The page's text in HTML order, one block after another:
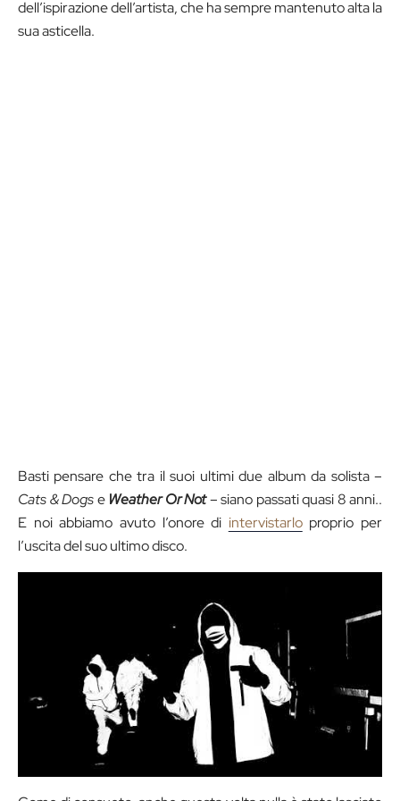
dell’ispirazione dell’artista, che ha sempre mantenuto alta la
sua asticella.
Basti pensare che tra il suoi ultimi due album da solista –
Cats & Dogse Weather Or Not– siano passati quasi 8 anni..
E noi abbiamo avuto l’onore di intervistarloproprio per
l’uscita del suo ultimo disco.